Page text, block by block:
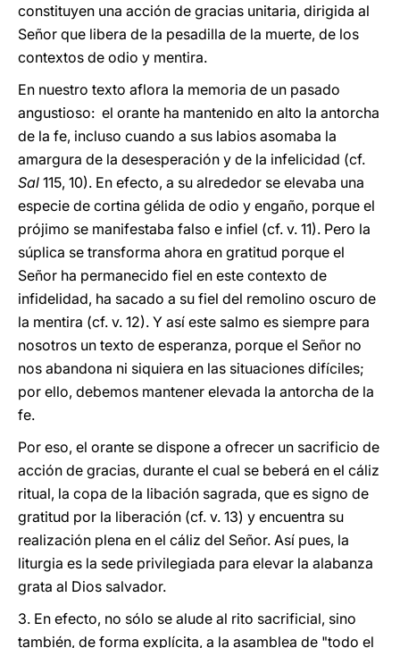
constituyen una acción de gracias unitaria, dirigida al
Señor que libera de la pesadilla de la muerte, de los
contextos de odio y mentira.
En nuestro texto aflora la memoria de un pasado
angustioso: el orante ha mantenido en alto la antorcha
de la fe, incluso cuando a sus labios asomaba la
amargura de la desesperación y de la infelicidad (cf.
Sal 115, 10). En efecto, a su alrededor se elevaba una
especie de cortina gélida de odio y engaño, porque el
prójimo se manifestaba falso e infiel (cf. v. 11). Pero la
súplica se transforma ahora en gratitud porque el
Señor ha permanecido fiel en este contexto de
infidelidad, ha sacado a su fiel del remolino oscuro de
la mentira (cf. v. 12). Y así este salmo es siempre para
nosotros un texto de esperanza, porque el Señor no
nos abandona ni siquiera en las situaciones difíciles;
por ello, debemos mantener elevada la antorcha de la
fe.
Por eso, el orante se dispone a ofrecer un sacrificio de
acción de gracias, durante el cual se beberá en el cáliz
ritual, la copa de la libación sagrada, que es signo de
gratitud por la liberación (cf. v. 13) y encuentra su
realización plena en el cáliz del Señor. Así pues, la
liturgia es la sede privilegiada para elevar la alabanza
grata al Dios salvador.
3. En efecto, no sólo se alude al rito sacrificial, sino
también, de forma explícita, a la asamblea de "todo el